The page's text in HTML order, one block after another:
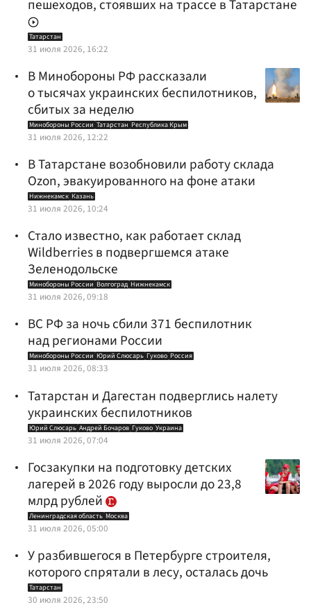
пешеходов, стоявших на трассе в Татарстане
Татарстан
31 июля 2026, 16:22
В Минобороны РФ рассказали
о тысячах украинских беспилотников,
сбитых за неделю
Минобороны России Татарстан Республика Крым
31 июля 2026, 12:22
В Татарстане возобновили работу склада
Ozon, эвакуированного на фоне атаки
Нижнекамск Казань
31 июля 2026, 10:24
Стало известно, как работает склад
Wildberries в подвергшемся атаке
Зеленодольске
Минобороны России Волгоград Нижнекамск
31 июля 2026, 09:18
ВС РФ за ночь сбили 371 беспилотник
над регионами России
Минобороны России Юрий Слюсарь Гуково Россия
31 июля 2026, 08:33
Татарстан и Дагестан подверглись налету
украинских беспилотников
Юрий Слюсарь Андрей Бочаров Гуково Украина
31 июля 2026, 07:04
Госзакупки на подготовку детских
лагерей в 2026 году выросли до 23,8
млрд рублей
Ленинградская область Москва
31 июля 2026, 05:00
У разбившегося в Петербурге строителя,
которого спрятали в лесу, осталась дочь
Татарстан
30 июля 2026, 23:50